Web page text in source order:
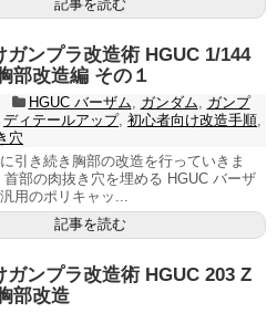
記事を読む
ガンプラ改造術 HGUC 1/144
部改造編 その１
HGUC バーザム, ガンダム, ガンプ
ディテールアップ, 初心者向け改造手順,
穴
引き続き胸部の改造を行っていきま
部の肉抜き穴を埋める HGUC バーザ
用のポリキャッ...
記事を読む
ガンプラ改造術 HGUC 203 Z
部改造